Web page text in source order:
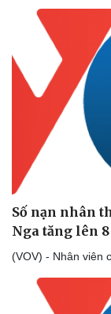
Bóng đá
Lịch thi đấu bóng
Số nạn nhân
Nga tăng lên 8
(VOV) - Nhân viên